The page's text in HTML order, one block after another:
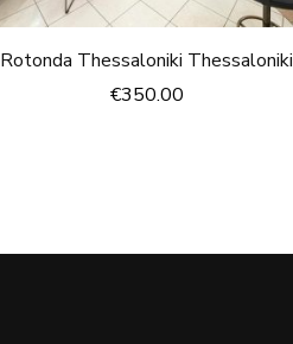
Rotonda Thessaloniki Thessaloniki
€350.00